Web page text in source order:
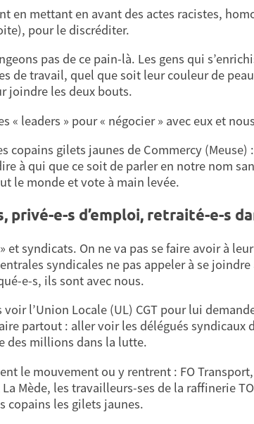
en mettant en avant des actes racistes,
pour le discréditer.
pas de ce pain-là. Les gens qui
de travail, quel que soit leur couleur de
joindre les deux bouts.
leaders » pour « négocier » avec eux et
gilets jaunes de Commercy (Meuse)
à qui que ce soit de parler en notre nom
le monde et vote à main levée.
e-s d’emploi, retraité-e-s
et syndicats. On ne va pas se faire avoir à
syndicales ne pas appeler à se
e-s, ils sont avec nous.
l’Union Locale (UL) CGT pour lui
partout : aller voir les délégués syndicaux
des millions dans la lutte.
le mouvement ou y rentrent : FO Transport,
Mède, les travailleurs-ses de la raffinerie
copains les gilets jaunes.